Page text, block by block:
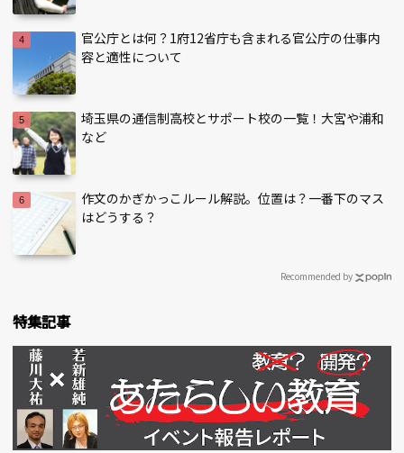
官公庁とは何？1府12省庁も含まれる官公庁の仕事内
容と適性について
埼玉県の通信制高校とサポート校の一覧！大宮や浦和
など
作文のかぎかっこルール解説。位置は？一番下のマス
はどうする？
Recommended by
特集記事